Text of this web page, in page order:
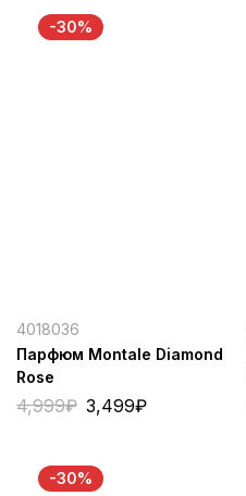
-30%
4018036
Парфюм Montale Diamond
Rose
4,999₽ 3,499₽
-30%